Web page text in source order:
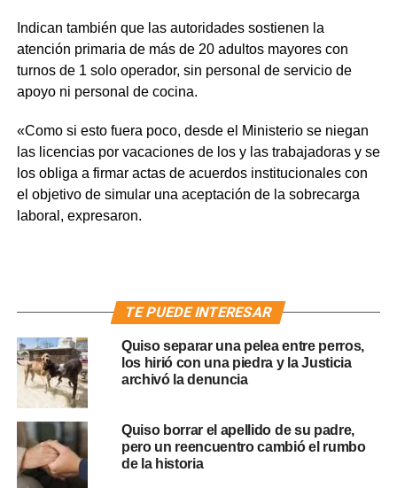
Indican también que las autoridades sostienen la
atención primaria de más de 20 adultos mayores con
turnos de 1 solo operador, sin personal de servicio de
apoyo ni personal de cocina.
«Como si esto fuera poco, desde el Ministerio se niegan
las licencias por vacaciones de los y las trabajadoras y se
los obliga a firmar actas de acuerdos institucionales con
el objetivo de simular una aceptación de la sobrecarga
laboral, expresaron.
TE PUEDE INTERESAR
Quiso separar una pelea entre perros,
los hirió con una piedra y la Justicia
archivó la denuncia
Quiso borrar el apellido de su padre,
pero un reencuentro cambió el rumbo
de la historia